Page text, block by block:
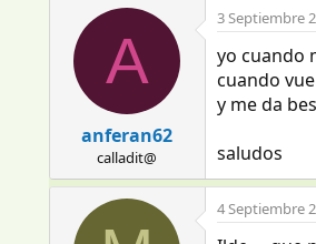
A
anferan62
calladit@
3 Septiembre
yo cuando
cuando
y me da
saludos
4 Septiembre